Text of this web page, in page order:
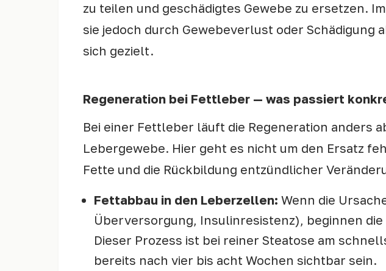
zu teilen und geschädigtes Gewebe zu ersetzen.
sie jedoch durch Gewebeverlust oder
sich gezielt.
Regeneration bei Fettleber — was passiert
Bei einer Fettleber läuft die Regeneration anders
Lebergewebe. Hier geht es nicht um den Ersatz
Fette und die Rückbildung entzündlicher
Fettabbau in den Leberzellen: Wenn die
Überversorgung, Insulinresistenz), beginnen
Dieser Prozess ist bei reiner Steatose am
bereits nach vier bis acht Wochen sichtbar sein.